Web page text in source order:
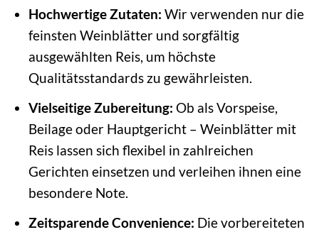
Hochwertige Zutaten: Wir verwenden nur die
feinsten Weinblätter und sorgfältig
ausgewählten Reis, um höchste
Qualitätsstandards zu gewährleisten.
Vielseitige Zubereitung: Ob als Vorspeise,
Beilage oder Hauptgericht – Weinblätter mit
Reis lassen sich flexibel in zahlreichen
Gerichten einsetzen und verleihen ihnen eine
besondere Note.
Zeitsparende Convenience: Die vorbereiteten